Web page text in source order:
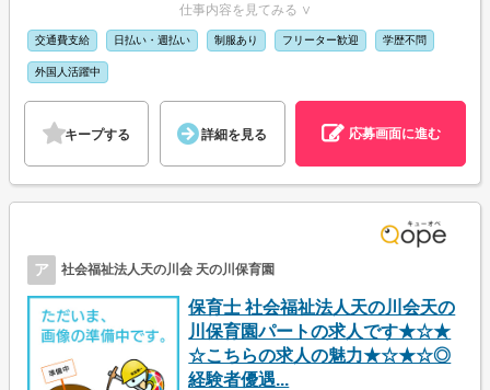
仕事内容を見てみる ∨
交通費支給 日払い・週払い 制服あり フリーター歓迎 学歴不問
外国人活躍中
キープする 詳細を見る 応募画面に進む
ア 社会福祉法人天の川会 天の川保育園
保育士 社会福祉法人天の川会天の
川保育園パートの求人です★☆★
☆こちらの求人の魅力★☆★☆◎
経験者優遇...